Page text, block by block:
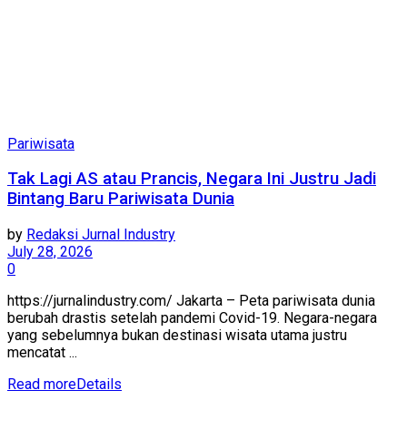
Pariwisata
Tak Lagi AS atau Prancis, Negara Ini Justru Jadi
Bintang Baru Pariwisata Dunia
by Redaksi Jurnal Industry
July 28, 2026
0
https://jurnalindustry.com/ Jakarta – Peta pariwisata dunia
berubah drastis setelah pandemi Covid-19. Negara-negara
yang sebelumnya bukan destinasi wisata utama justru
mencatat ...
Read moreDetails